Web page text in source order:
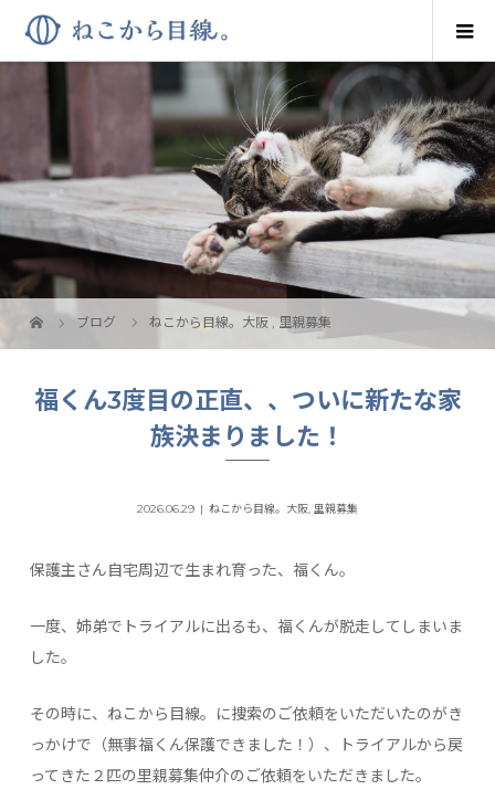
ブログ ねこから目線。大阪 , 里親募集
福くん3度目の正直、、ついに新たな家
族決まりました！
2026.06.29 ねこから目線。大阪, 里親募集
保護主さん自宅周辺で生まれ育った、福くん。
一度、姉弟でトライアルに出るも、福くんが脱走してしまいま
した。
その時に、ねこから目線。に捜索のご依頼をいただいたのがき
っかけで（無事福くん保護できました！）、トライアルから戻
ってきた２匹の里親募集仲介のご依頼をいただきました。